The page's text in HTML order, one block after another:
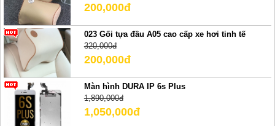
200,000đ
023 Gối tựa đầu A05 cao cấp xe hơi tinh tế
320,000đ
200,000đ
Màn hình DURA IP 6s Plus
1,890,000đ
1,050,000đ